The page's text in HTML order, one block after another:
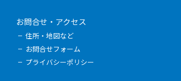
お問合せ・アクセス
住所・地図など
お問合せフォーム
プライバシーポリシー